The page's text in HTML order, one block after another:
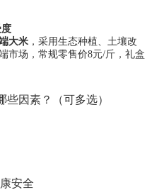
大米 ，采用生态种植、土壤改
市场，常规零售价8元/斤，礼盒
因素？（可多选）
安全